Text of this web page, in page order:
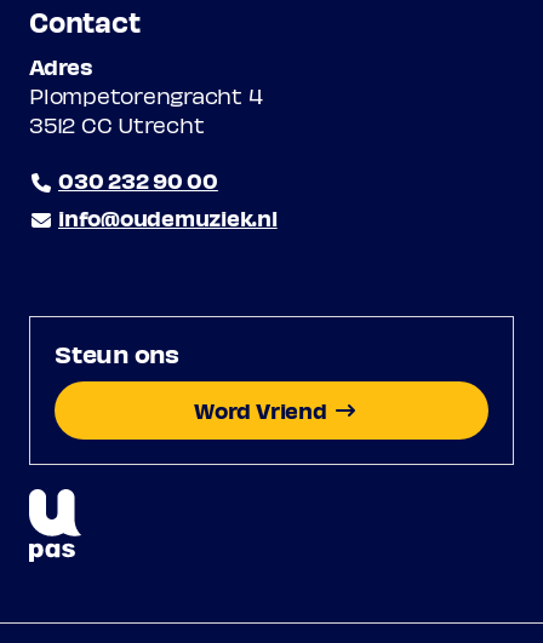
Contact
Adres
Plompetorengracht 4
3512 CC Utrecht
030 232 90 00
info@oudemuziek.nl
Steun ons
Word Vriend